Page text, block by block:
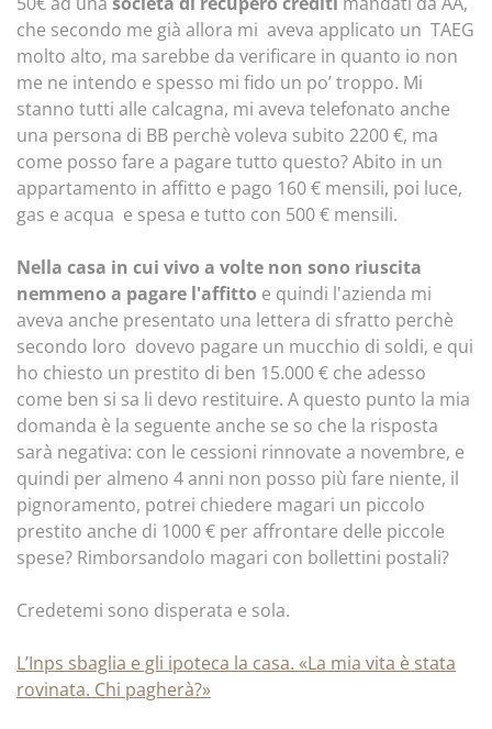
che secondo me già allora mi aveva applicato un TAEG
molto alto, ma sarebbe da verificare in quanto io non
me ne intendo e spesso mi fido un po’ troppo. Mi
stanno tutti alle calcagna, mi aveva telefonato anche
una persona di BB perchè voleva subito 2200 €, ma
come posso fare a pagare tutto questo? Abito in un
appartamento in affitto e pago 160 € mensili, poi luce,
gas e acqua e spesa e tutto con 500 € mensili.
Nella casa in cui vivo a volte non sono riuscita
nemmeno a pagare l'affitto e quindi l'azienda mi
aveva anche presentato una lettera di sfratto perchè
secondo loro dovevo pagare un mucchio di soldi, e qui
ho chiesto un prestito di ben 15.000 € che adesso
come ben si sa li devo restituire. A questo punto la mia
domanda è la seguente anche se so che la risposta
sarà negativa: con le cessioni rinnovate a novembre, e
quindi per almeno 4 anni non posso più fare niente, il
pignoramento, potrei chiedere magari un piccolo
prestito anche di 1000 € per affrontare delle piccole
spese? Rimborsandolo magari con bollettini postali?
Credetemi sono disperata e sola.
L’Inps sbaglia e gli ipoteca la casa. «La mia vita è stata
rovinata. Chi pagherà?»